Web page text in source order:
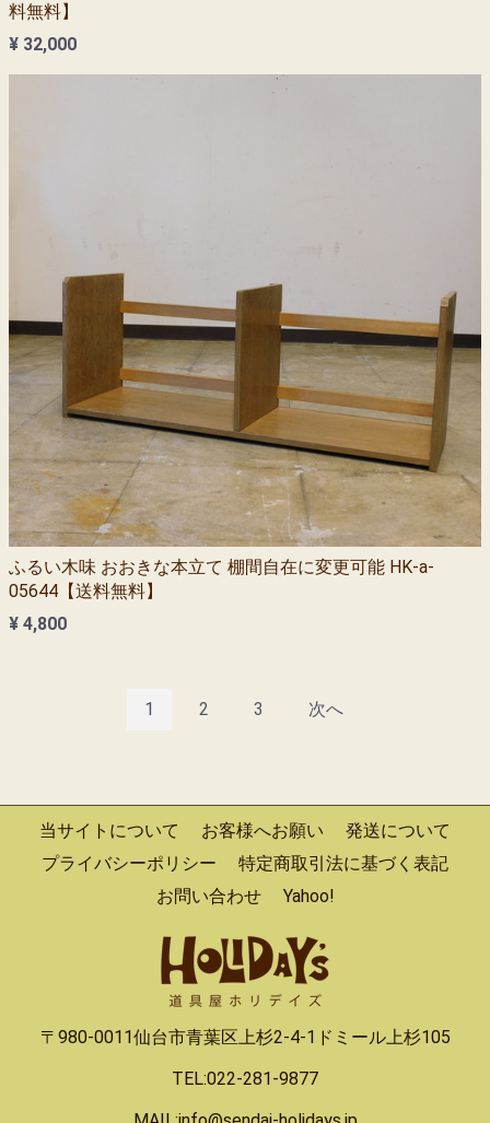
料無料】
¥ 32,000
ふるい木味 おおきな本立て 棚間自在に変更可能 HK-a-
05644【送料無料】
¥ 4,800
1 2 3 次へ
当サイトについて お客様へお願い
発送について
プライバシーポリシー
特定商取引法に基づく表記
お問い合わせ
Yahoo!
〒980-0011仙台市青葉区上杉2-4-1ドミール上杉105
TEL:022-281-9877